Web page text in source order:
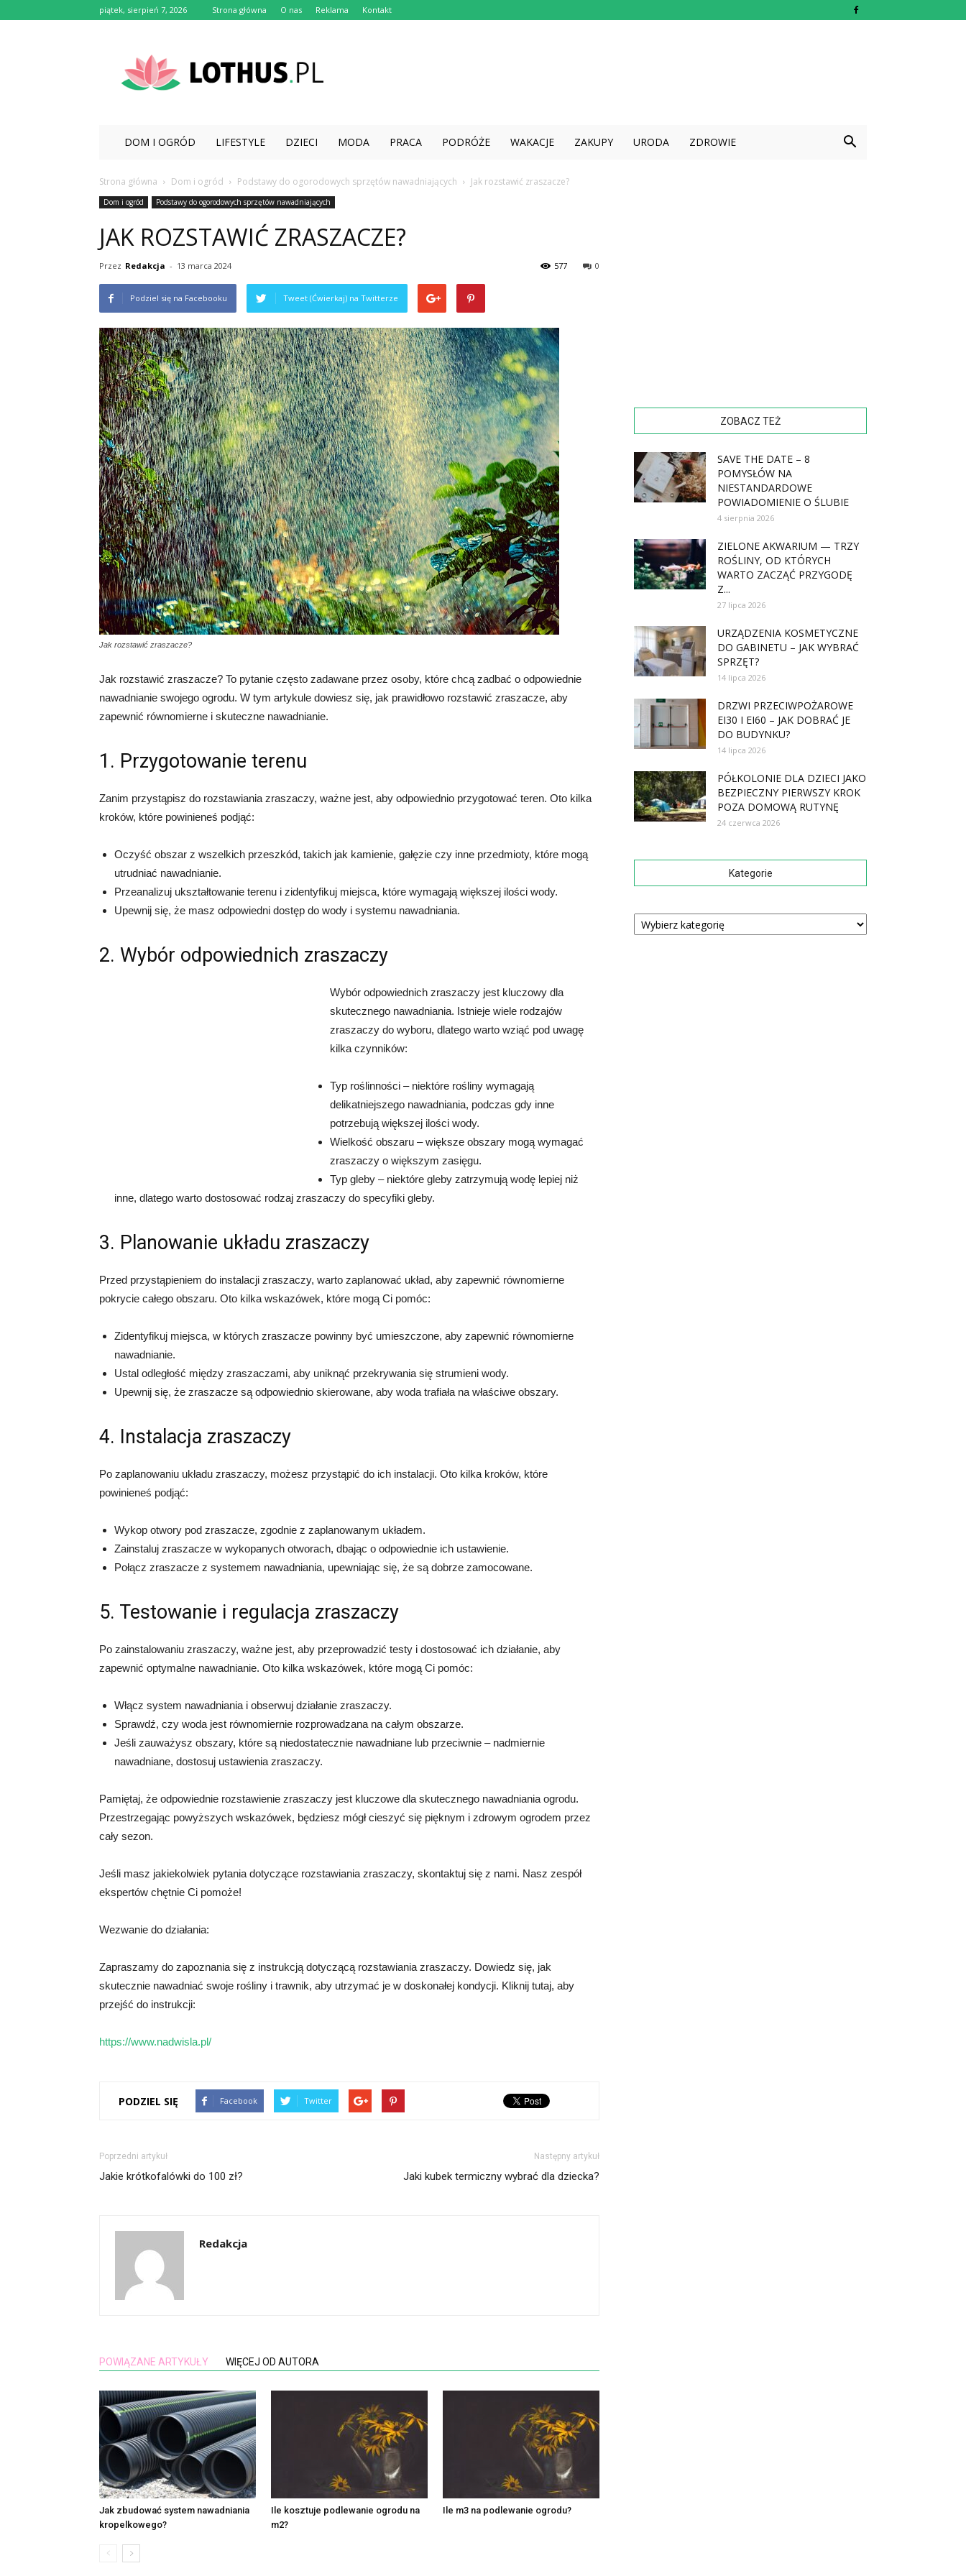
piątek, sierpień 7, 2026 Strona główna O nas Reklama Kontakt
DOM I OGRÓD LIFESTYLE DZIECI MODA PRACA PODRÓŻE WAKACJE ZAKUPY URODA ZDROWIE
Strona główna Dom i ogród Podstawy do ogorodowych sprzętów nawadniających Jak rozstawić zraszacze?
Dom i ogród Podstawy do ogorodowych sprzętów nawadniających
JAK ROZSTAWIĆ ZRASZACZE?
Przez Redakcja - 13 marca 2024 0
577
Podziel się na Facebooku Tweet (Ćwierkaj) na Twitterze
Jak rozstawić zraszacze?
Jak rozstawić zraszacze? To pytanie często zadawane przez osoby, które chcą zadbać o odpowiednie
nawadnianie swojego ogrodu. W tym artykule dowiesz się, jak prawidłowo rozstawić zraszacze, aby
zapewnić równomierne i skuteczne nawadnianie.
1. Przygotowanie terenu
Zanim przystąpisz do rozstawiania zraszaczy, ważne jest, aby odpowiednio przygotować teren. Oto kilka
kroków, które powinieneś podjąć:
Oczyść obszar z wszelkich przeszkód, takich jak kamienie, gałęzie czy inne przedmioty, które mogą
utrudniać nawadnianie.
Przeanalizuj ukształtowanie terenu i zidentyfikuj miejsca, które wymagają większej ilości wody.
Upewnij się, że masz odpowiedni dostęp do wody i systemu nawadniania.
2. Wybór odpowiednich zraszaczy
Wybór odpowiednich zraszaczy jest kluczowy dla
skutecznego nawadniania. Istnieje wiele rodzajów
zraszaczy do wyboru, dlatego warto wziąć pod uwagę
kilka czynników:
Typ roślinności – niektóre rośliny wymagają
delikatniejszego nawadniania, podczas gdy inne
potrzebują większej ilości wody.
Wielkość obszaru – większe obszary mogą wymagać
zraszaczy o większym zasięgu.
Typ gleby – niektóre gleby zatrzymują wodę lepiej niż
inne, dlatego warto dostosować rodzaj zraszaczy do specyfiki gleby.
3. Planowanie układu zraszaczy
Przed przystąpieniem do instalacji zraszaczy, warto zaplanować układ, aby zapewnić równomierne
pokrycie całego obszaru. Oto kilka wskazówek, które mogą Ci pomóc:
Zidentyfikuj miejsca, w których zraszacze powinny być umieszczone, aby zapewnić równomierne
nawadnianie.
Ustal odległość między zraszaczami, aby uniknąć przekrywania się strumieni wody.
Upewnij się, że zraszacze są odpowiednio skierowane, aby woda trafiała na właściwe obszary.
4. Instalacja zraszaczy
Po zaplanowaniu układu zraszaczy, możesz przystąpić do ich instalacji. Oto kilka kroków, które
powinieneś podjąć:
Wykop otwory pod zraszacze, zgodnie z zaplanowanym układem.
Zainstaluj zraszacze w wykopanych otworach, dbając o odpowiednie ich ustawienie.
Połącz zraszacze z systemem nawadniania, upewniając się, że są dobrze zamocowane.
5. Testowanie i regulacja zraszaczy
Po zainstalowaniu zraszaczy, ważne jest, aby przeprowadzić testy i dostosować ich działanie, aby
zapewnić optymalne nawadnianie. Oto kilka wskazówek, które mogą Ci pomóc:
Włącz system nawadniania i obserwuj działanie zraszaczy.
Sprawdź, czy woda jest równomiernie rozprowadzana na całym obszarze.
Jeśli zauważysz obszary, które są niedostatecznie nawadniane lub przeciwnie – nadmiernie
nawadniane, dostosuj ustawienia zraszaczy.
Pamiętaj, że odpowiednie rozstawienie zraszaczy jest kluczowe dla skutecznego nawadniania ogrodu.
Przestrzegając powyższych wskazówek, będziesz mógł cieszyć się pięknym i zdrowym ogrodem przez
cały sezon.
Jeśli masz jakiekolwiek pytania dotyczące rozstawiania zraszaczy, skontaktuj się z nami. Nasz zespół
ekspertów chętnie Ci pomoże!
Wezwanie do działania:
Zapraszamy do zapoznania się z instrukcją dotyczącą rozstawiania zraszaczy. Dowiedz się, jak
skutecznie nawadniać swoje rośliny i trawnik, aby utrzymać je w doskonałej kondycji. Kliknij tutaj, aby
przejść do instrukcji:
https://www.nadwisla.pl/
PODZIEL SIĘ Facebook Twitter
Poprzedni artykuł
Jakie krótkofalówki do 100 zł?
Następny artykuł
Jaki kubek termiczny wybrać dla dziecka?
Redakcja
POWIĄZANE ARTYKUŁY WIĘCEJ OD AUTORA
Jak zbudować system nawadniania
kropelkowego?
Ile kosztuje podlewanie ogrodu na
m2?
Ile m3 na podlewanie ogrodu?
ZOBACZ TEŻ
SAVE THE DATE – 8
POMYSŁÓW NA
NIESTANDARDOWE
POWIADOMIENIE O ŚLUBIE
4 sierpnia 2026
ZIELONE AKWARIUM — TRZY
ROŚLINY, OD KTÓRYCH
WARTO ZACZĄĆ PRZYGODĘ
Z...
27 lipca 2026
URZĄDZENIA KOSMETYCZNE
DO GABINETU – JAK WYBRAĆ
SPRZĘT?
14 lipca 2026
DRZWI PRZECIWPOŻAROWE
EI30 I EI60 – JAK DOBRAĆ JE
DO BUDYNKU?
14 lipca 2026
PÓŁKOLONIE DLA DZIECI JAKO
BEZPIECZNY PIERWSZY KROK
POZA DOMOWĄ RUTYNĘ
24 czerwca 2026
Kategorie
Kategorie